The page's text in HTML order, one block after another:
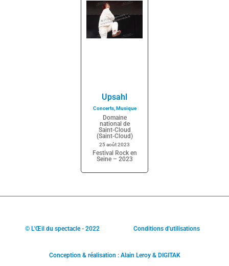
Upsahl
Concerts,Musique
Domaine
national de
Saint-Cloud
(Saint-Cloud)
25 août 2023
Festival Rock en
Seine – 2023
© L'Œil du spectacle - 2022 Conditions d'utilisations
Conception & réalisation : Alain Leroy & DIGITAK